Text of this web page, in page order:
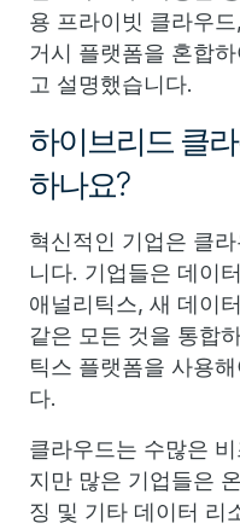
용 프라이빗 클라우
거시 플랫폼을 혼합
고 설명했습니다.
하이브리드 클
하나요?
혁신적인 기업은 클
니다. 기업들은 데이
애널리틱스, 새 데이
같은 모든 것을 통합
틱스 플랫폼을 사용
다.
클라우드는 수많은
지만 많은 기업들은
징 및 기타 데이터 리